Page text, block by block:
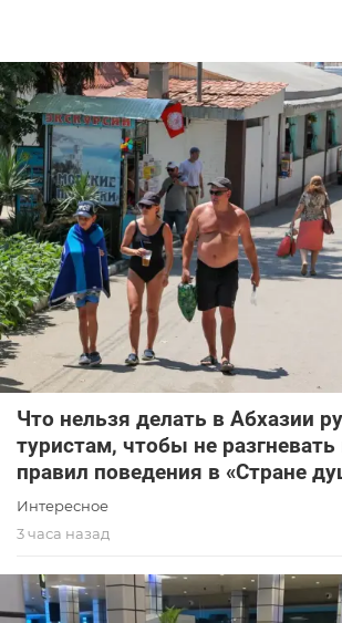
Что нельзя делать в Абхазии
туристам, чтобы не
правил поведения в «Стране
Интересное
3 часа назад